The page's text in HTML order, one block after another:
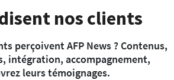
nos clients
perçoivent AFP News ? Contenus,
intégration, accompagnement,
leurs témoignages.